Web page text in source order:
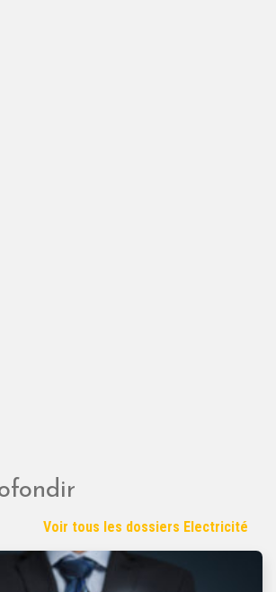
Voir tous les dossiers Electricité